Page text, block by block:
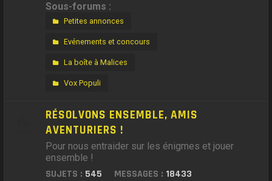
Sous-forums :
Petites annonces
Evénements et concours
La boîte à Malices
Vox Populi
RÉSOLVONS ENSEMBLE, AMIS
AVENTURIERS !
Pour nous entraider sur les énigmes et jouer
ensemble !
SUJETS : 545 MESSAGES : 18433